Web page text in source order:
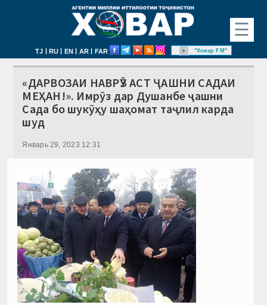
☰
TJ | RU | EN | AR | FAR "Ховар FM"
«ДАРВОЗАИ НАВРӮЗ АСТ ҶАШНИ САДАИ
МЕҲАН!». Имрӯз дар Душанбе ҷашни
Сада бо шукӯҳу шаҳомат таҷлил карда
шуд
Январь 29, 2023 12:31